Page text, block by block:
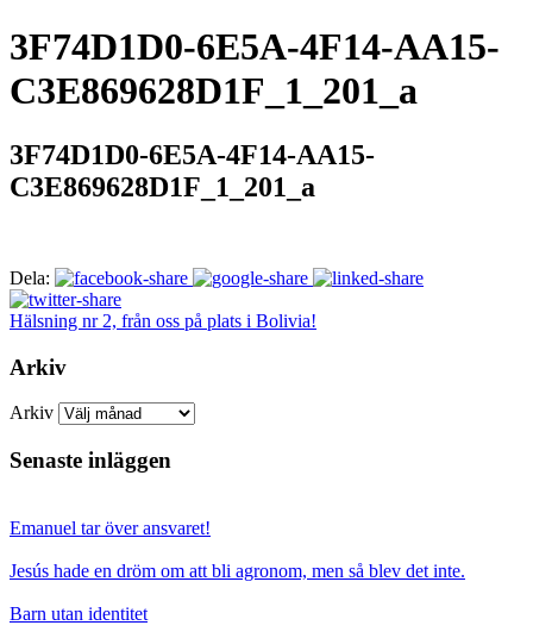
3F74D1D0-6E5A-4F14-AA15-
C3E869628D1F_1_201_a
3F74D1D0-6E5A-4F14-AA15-
C3E869628D1F_1_201_a
Dela:
Hälsning nr 2, från oss på plats i Bolivia!
Arkiv
Arkiv
Senaste inläggen
Emanuel tar över ansvaret!
Jesús hade en dröm om att bli agronom, men så blev det inte.
Barn utan identitet